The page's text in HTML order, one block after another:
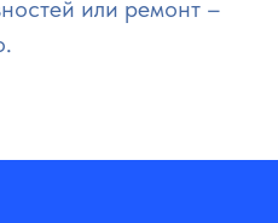
или ремонт –